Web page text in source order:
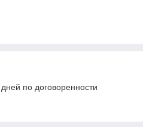
по договоренности